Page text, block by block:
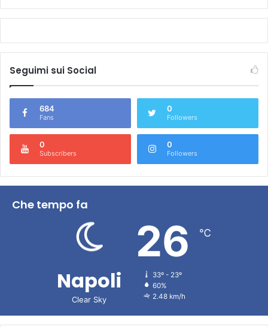
Seguimi sui Social
684
Fans
0
Followers
0
Subscribers
0
Followers
Che tempo fa
Napoli
Clear Sky
26 ℃
33º - 23º
60%
2.48 km/h